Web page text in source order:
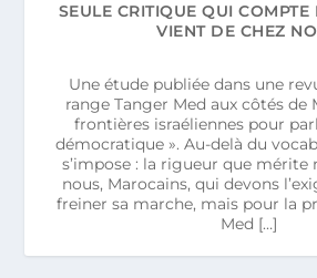
SEULE CRITIQUE QUI COMPTE
VIENT DE CHEZ
Une étude publiée dans une
range Tanger Med aux côtés de
frontières israéliennes pour
démocratique ». Au-delà du
s’impose : la rigueur que mérite
nous, Marocains, qui devons
freiner sa marche, mais pour la
Med […]